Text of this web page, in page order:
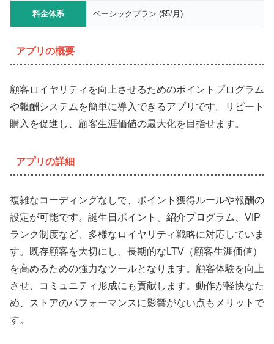
料金体系 ベーシックプラン ($5/月)
アプリの概要
顧客ロイヤリティを向上させるためのポイントプログラム
や報酬システムを簡単に導入できるアプリです。リピート
購入を促進し、顧客生涯価値の最大化を目指せます。
アプリの詳細
複雑なコーディングなしで、ポイント獲得ルールや報酬の
設定が可能です。誕生日ポイント、紹介プログラム、VIP
ランク制度など、多様なロイヤリティ戦略に対応していま
す。既存顧客を大切にし、長期的なLTV（顧客生涯価値）
を高めるための強力なツールとなります。顧客体験を向上
させ、コミュニティ形成にも貢献します。動作が軽快なた
め、ストアのパフォーマンスに影響がない点もメリットで
す。